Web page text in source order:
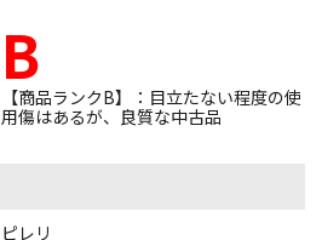
B
【商品ランクB】：目立たない程度の使
用傷はあるが、良質な中古品
ピレリ